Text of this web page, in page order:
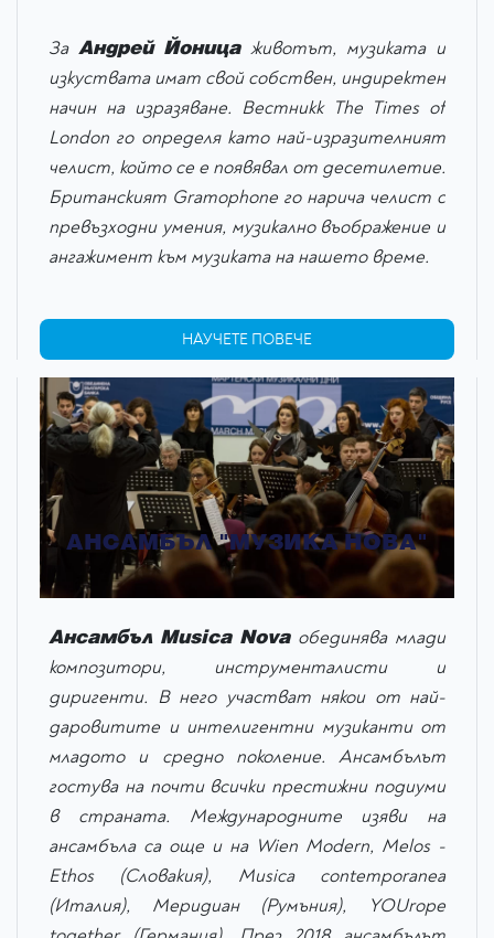
За Андрей Йоница животът, музиката и
изкуствата имат свой собствен, индиректен
начин на изразяване. Вестникк The Times of
London го определя като най-изразителният
челист, който се е появявал от десетилетие.
Британският Gramophone го нарича челист с
превъзходни умения, музикално въображение и
ангажимент към музиката на нашето време.
НАУЧЕТЕ ПОВЕЧЕ
АНСАМБЪЛ "МУЗИКА НОВА"
Ансамбъл Musica Novaобединява млади
композитори, инструменталисти и
диригенти. В него участват някои от най-
даровитите и интелигентни музиканти от
младото и средно поколение. Ансамбълът
гостува на почти всички престижни подиуми
в страната. Международните изяви на
ансамбъла са още и на Wien Modern, Melos -
Ethos (Словакия), Musica сontemporanea
(Италия), Меридиан (Румъния), YOUrope